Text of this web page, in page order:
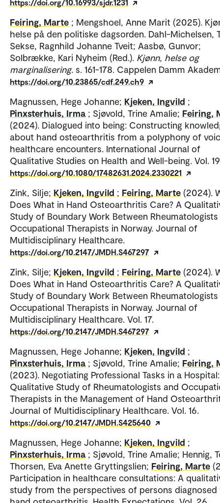
https://doi.org/10.16993/sjdr.1231
Feiring, Marte ; Mengshoel, Anne Marit (2025).
helse på den politiske dagsorden. Dahl-Michelsen,
Sekse, Ragnhild Johanne Tveit; Aasbø, Gunvor;
Solbrække, Kari Nyheim (Red.). Kjønn, helse og
marginalisering. s. 161-178. Cappelen Damm
https://doi.org/10.23865/cdf.249.ch9
Magnussen, Hege Johanne; Kjeken, Ingvild ;
Pinxsterhuis, Irma ; Sjøvold, Trine Amalie; Feiring,
(2024). Dialogued into being: Constructing
about hand osteoarthritis from a polyphony of
healthcare encounters. International Journal of
Qualitative Studies on Health and Well-being. Vol.
https://doi.org/10.1080/17482631.2024.2330221
Zink, Silje; Kjeken, Ingvild ; Feiring, Marte (2024).
Does What in Hand Osteoarthritis Care? A
Study of Boundary Work Between
Occupational Therapists in Norway. Journal of
Multidisciplinary Healthcare.
https://doi.org/10.2147/JMDH.S467297
Zink, Silje; Kjeken, Ingvild ; Feiring, Marte (2024).
Does What in Hand Osteoarthritis Care? A
Study of Boundary Work Between
Occupational Therapists in Norway. Journal of
Multidisciplinary Healthcare. Vol. 17.
https://doi.org/10.2147/JMDH.S467297
Magnussen, Hege Johanne; Kjeken, Ingvild ;
Pinxsterhuis, Irma ; Sjøvold, Trine Amalie; Feiring,
(2023). Negotiating Professional Tasks in a
Qualitative Study of Rheumatologists and
Therapists in the Management of Hand
Journal of Multidisciplinary Healthcare. Vol. 16.
https://doi.org/10.2147/JMDH.S425640
Magnussen, Hege Johanne; Kjeken, Ingvild ;
Pinxsterhuis, Irma ; Sjøvold, Trine Amalie; Hennig,
Thorsen, Eva Anette Gryttingslien; Feiring, Marte
Participation in healthcare consultations: A
study from the perspectives of persons